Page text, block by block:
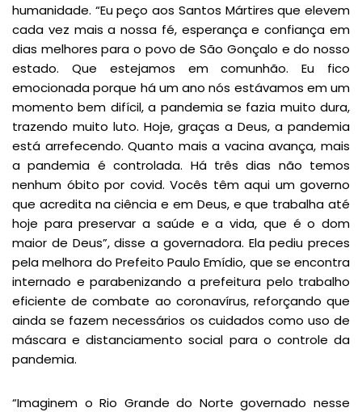
humanidade. “Eu peço aos Santos Mártires que elevem
cada vez mais a nossa fé, esperança e confiança em
dias melhores para o povo de São Gonçalo e do nosso
estado. Que estejamos em comunhão. Eu fico
emocionada porque há um ano nós estávamos em um
momento bem difícil, a pandemia se fazia muito dura,
trazendo muito luto. Hoje, graças a Deus, a pandemia
está arrefecendo. Quanto mais a vacina avança, mais
a pandemia é controlada. Há três dias não temos
nenhum óbito por covid. Vocês têm aqui um governo
que acredita na ciência e em Deus, e que trabalha até
hoje para preservar a saúde e a vida, que é o dom
maior de Deus”, disse a governadora. Ela pediu preces
pela melhora do Prefeito Paulo Emídio, que se encontra
internado e parabenizando a prefeitura pelo trabalho
eficiente de combate ao coronavírus, reforçando que
ainda se fazem necessários os cuidados como uso de
máscara e distanciamento social para o controle da
pandemia.
“Imaginem o Rio Grande do Norte governado nesse